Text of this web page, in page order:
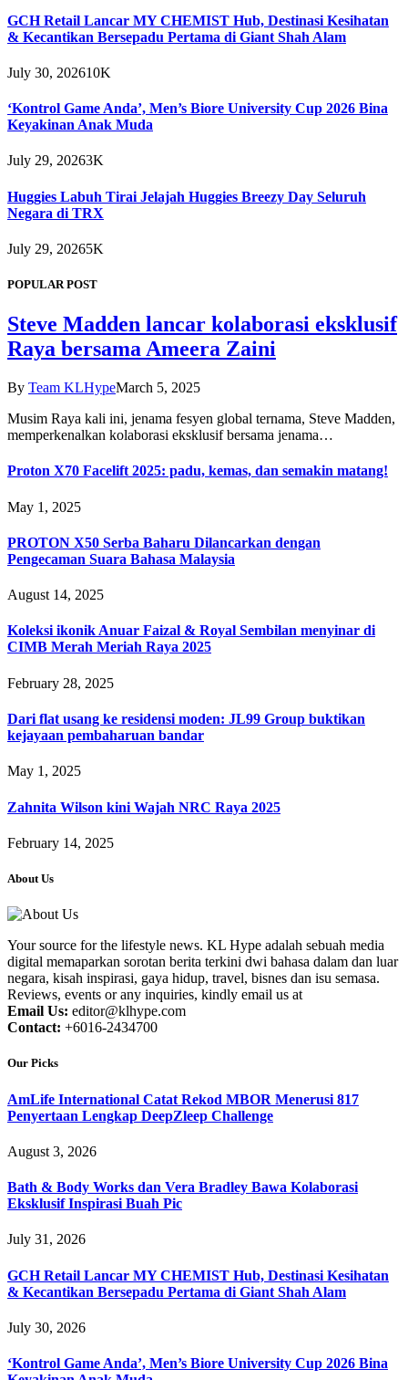
GCH Retail Lancar MY CHEMIST Hub, Destinasi Kesihatan
& Kecantikan Bersepadu Pertama di Giant Shah Alam
July 30, 202610K
‘Kontrol Game Anda’, Men’s Biore University Cup 2026 Bina
Keyakinan Anak Muda
July 29, 20263K
Huggies Labuh Tirai Jelajah Huggies Breezy Day Seluruh
Negara di TRX
July 29, 20265K
POPULAR POST
Steve Madden lancar kolaborasi eksklusif
Raya bersama Ameera Zaini
By Team KLHypeMarch 5, 2025
Musim Raya kali ini, jenama fesyen global ternama, Steve Madden,
memperkenalkan kolaborasi eksklusif bersama jenama…
Proton X70 Facelift 2025: padu, kemas, dan semakin matang!
May 1, 2025
PROTON X50 Serba Baharu Dilancarkan dengan
Pengecaman Suara Bahasa Malaysia
August 14, 2025
Koleksi ikonik Anuar Faizal & Royal Sembilan menyinar di
CIMB Merah Meriah Raya 2025
February 28, 2025
Dari flat usang ke residensi moden: JL99 Group buktikan
kejayaan pembaharuan bandar
May 1, 2025
Zahnita Wilson kini Wajah NRC Raya 2025
February 14, 2025
About Us
Your source for the lifestyle news. KL Hype adalah sebuah media
digital memaparkan sorotan berita terkini dwi bahasa dalam dan luar
negara, kisah inspirasi, gaya hidup, travel, bisnes dan isu semasa.
Reviews, events or any inquiries, kindly email us at
Email Us: editor@klhype.com
Contact: +6016-2434700
Our Picks
AmLife International Catat Rekod MBOR Menerusi 817
Penyertaan Lengkap DeepZleep Challenge
August 3, 2026
Bath & Body Works dan Vera Bradley Bawa Kolaborasi
Eksklusif Inspirasi Buah Pic
July 31, 2026
GCH Retail Lancar MY CHEMIST Hub, Destinasi Kesihatan
& Kecantikan Bersepadu Pertama di Giant Shah Alam
July 30, 2026
‘Kontrol Game Anda’, Men’s Biore University Cup 2026 Bina